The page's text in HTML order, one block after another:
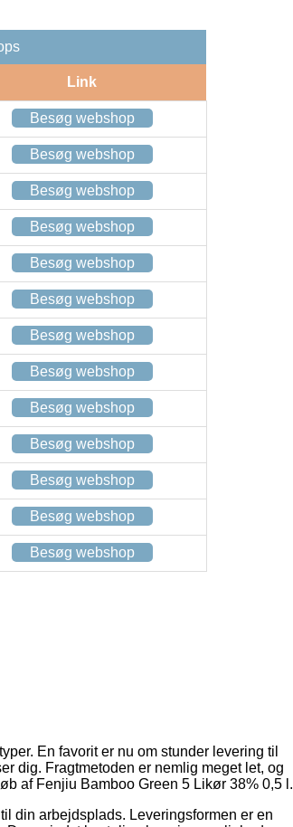
Link
Besøg webshop
Besøg webshop
Besøg webshop
Besøg webshop
Besøg webshop
Besøg webshop
Besøg webshop
Besøg webshop
Besøg webshop
Besøg webshop
Besøg webshop
Besøg webshop
Besøg webshop
En favorit er nu om stunder levering til
dig. Fragtmetoden er nemlig meget let, og
af Fenjiu Bamboo Green 5 Likør 38% 0,5 l.
din arbejdsplads. Leveringsformen er en